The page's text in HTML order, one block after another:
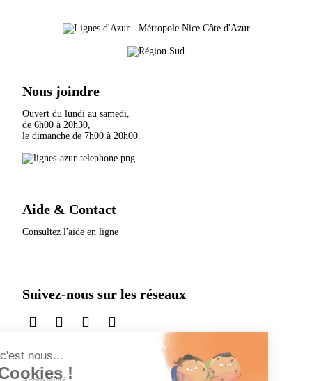
Nous joindre
Ouvert du lundi au samedi,
de 6h00 à 20h30,
le dimanche de 7h00 à 20h00.
Aide & Contact
Consultez l'aide en ligne
Suivez-nous sur les réseaux
sur LinkedInsur Instagram
sur TikTok
sur X